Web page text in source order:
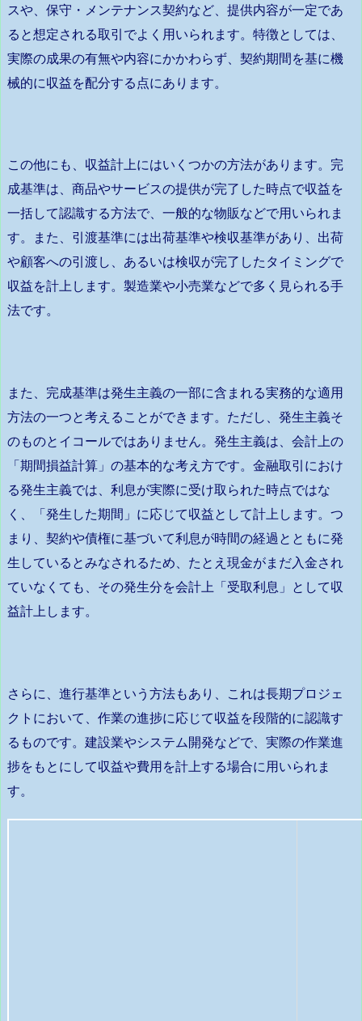
スや、保守・メンテナンス契約など、提供内容が一定であ
ると想定される取引でよく用いられます。特徴としては、
実際の成果の有無や内容にかかわらず、契約期間を基に機
械的に収益を配分する点にあります。
この他にも、収益計上にはいくつかの方法があります。完
成基準は、商品やサービスの提供が完了した時点で収益を
一括して認識する方法で、一般的な物販などで用いられま
す。また、引渡基準には出荷基準や検収基準があり、出荷
や顧客への引渡し、あるいは検収が完了したタイミングで
収益を計上します。製造業や小売業などで多く見られる手
法です。
また、完成基準は発生主義の一部に含まれる実務的な適用
方法の一つと考えることができます。ただし、発生主義そ
のものとイコールではありません。発生主義は、会計上の
「期間損益計算」の基本的な考え方です。金融取引におけ
る発生主義では、利息が実際に受け取られた時点ではな
く、「発生した期間」に応じて収益として計上します。つ
まり、契約や債権に基づいて利息が時間の経過とともに発
生しているとみなされるため、たとえ現金がまだ入金され
ていなくても、その発生分を会計上「受取利息」として収
益計上します。
さらに、進行基準という方法もあり、これは長期プロジェ
クトにおいて、作業の進捗に応じて収益を段階的に認識す
るものです。建設業やシステム開発などで、実際の作業進
捗をもとにして収益や費用を計上する場合に用いられま
す。